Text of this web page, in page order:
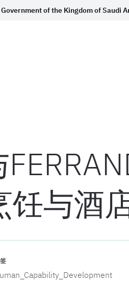
of the Kingdom of Saudi
饪与酒